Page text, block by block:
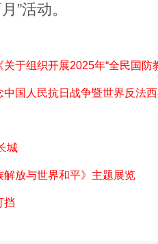
”活动。
于组织开展2025年“全民国防
国人民抗日战争暨世界反法
城
放与世界和平》主题展览
挡